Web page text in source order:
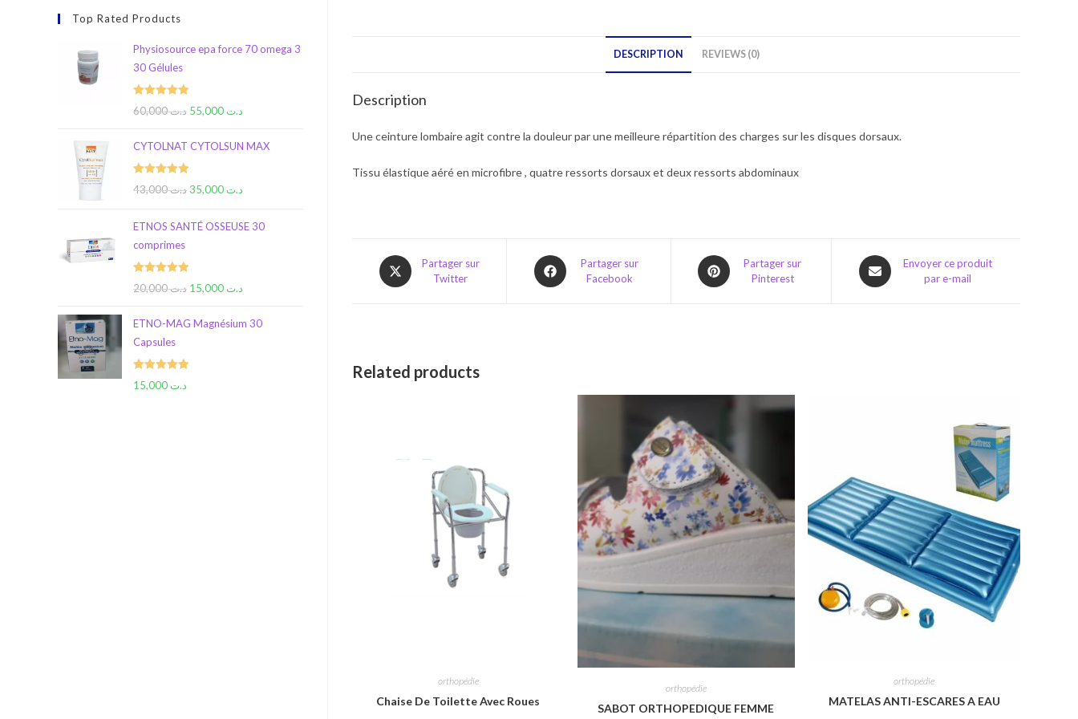
DESCRIPTION REVIEWS (0)
Description
Une ceinture lombaire agit contre la douleur par une meilleure répartition des charges sur les disques dorsaux.
Tissu élastique aéré en microfibre , quatre ressorts dorsaux et deux ressorts abdominaux
Opens
in
Partager sur
Twitter
Opens
in
Partager sur
Facebook
Opens
in
Partager sur
Pinterest
Opens
in
Envoyer ce produit
par e-mail
Related products
orthopédie
Chaise De Toilette Avec Roues
orthopédie
SABOT ORTHOPEDIQUE FEMME
orthopédie
MATELAS ANTI-ESCARES A EAU
Top Rated Products
Physiosource epa force 70 omega 3
30 Gélules
Rated 5.00د.ت60,000 د.ت
CYTOLNAT CYTOLSUN MAX
Rated5.00د.ت43,000 د.ت
ETNOS SANTÉ OSSEUSE 30
comprimes
Rated5.00د.ت20,000 د.ت
ETNO-MAG Magnésium 30
Capsules
Rated5.00د.ت